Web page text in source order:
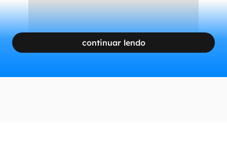
continuar lendo